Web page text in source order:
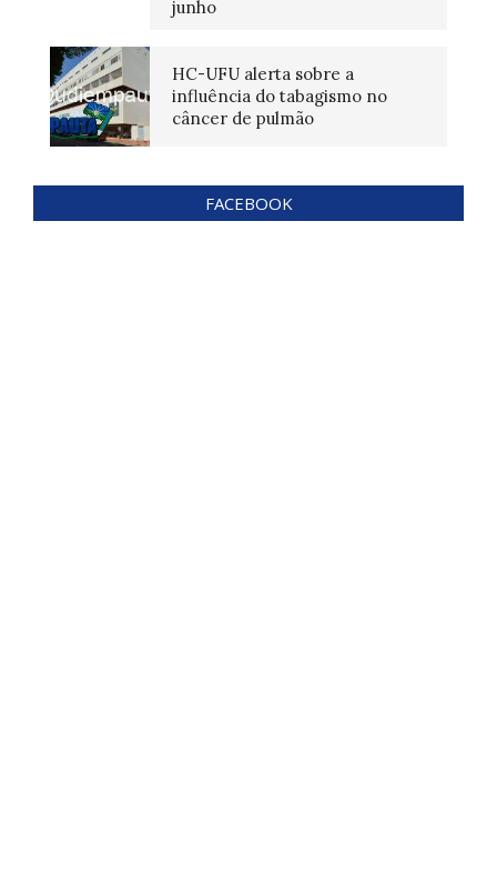
junho
HC-UFU alerta sobre a
influência do tabagismo no
câncer de pulmão
FACEBOOK